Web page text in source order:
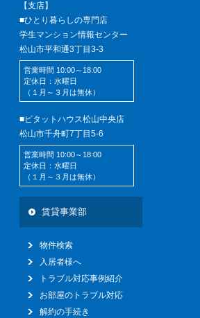
【支店】
■ひとり暮らしの専門店
学生マンション情報センター
松山市平和通3丁目3-3
営業時間 10:00～18:00
定休日：水曜日
（１月～３月は無休）
■ピタットハウス松山中央店
松山市千舟町7丁目5-6
営業時間 10:00～18:00
定休日：水曜日
（１月～３月は無休）
賃貸事業部
物件検索
入居者様へ
トラブル対応事例紹介
お部屋のトラブル対応
解約の手続き